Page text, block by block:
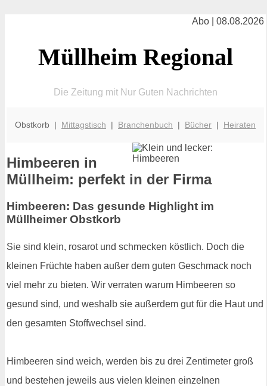
Abo | 08.08.2026
Müllheim Regional
Die Zeitung mit Nur Guten Nachrichten
Obstkorb | Mittagstisch | Branchenbuch | Bücher | Heiraten
Himbeeren in
Müllheim: perfekt in der Firma
Himbeeren: Das gesunde Highlight im
Müllheimer Obstkorb
Sie sind klein, rosarot und schmecken köstlich. Doch die
kleinen Früchte haben außer dem guten Geschmack noch
viel mehr zu bieten. Wir verraten warum Himbeeren so
gesund sind, und weshalb sie außerdem gut für die Haut und
den gesamten Stoffwechsel sind.
Himbeeren sind weich, werden bis zu drei Zentimeter groß
und bestehen jeweils aus vielen kleinen einzelnen